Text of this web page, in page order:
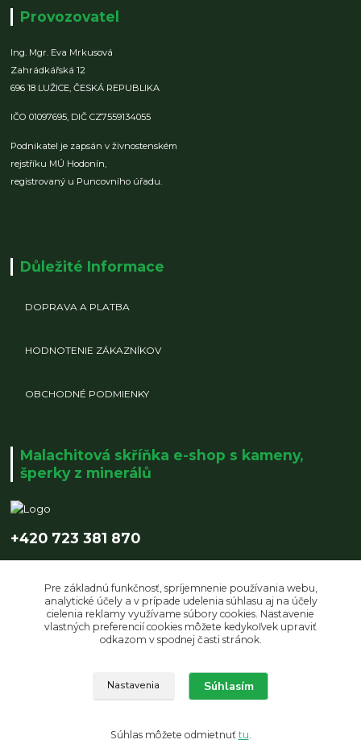
Provozovatel
Ing. Mgr. Eva Mrkusová
Zahrádkářská 12
696 18 LUŽICE,ČESKÁ REPUBLIKA
IČO 01097695, DIČ CZ7559134055
Podnikatel je zapsán v živnostenském
rejstříku MÚ Hodonín,
registrovaný u Puncovního úřadu.
Důležité Informace
DOPRAVA A PLATBA
HODNOTENIE ZÁKAZNÍKOV
OBCHODNÉ PODMIENKY
Malachitová skříňka e-shop s kameny,
šperky z minerálů
+420 723 381 870
Upravit sběr cookies.
© Copyright 2019 Malachitová skříňka | design by LUCZI DESIGNE s.r.o.
Pre základnú funkčnosť, spríjemnenie používania webu,
analytické účely a v prípade udelenia súhlasu aj na účely
cielenia reklamy využívame súbory cookies. Nastavenie
vlastných preferencií cookies môžete kedykoľvek upraviť
odkazom v spodnej časti stránok.
Nastavenia Súhlasím
Súhlas môžete odmietnuť tu.